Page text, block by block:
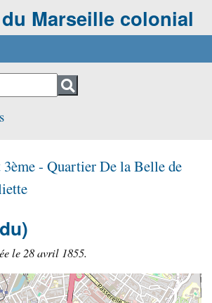
Marseille colonial
- QuartierDe la Belle de
le 28 avril 1855.